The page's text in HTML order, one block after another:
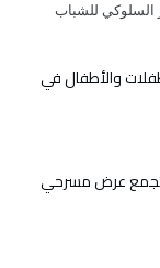
السلوكي للشباب
والأطفال في
ينظم التجمع عرض مسرحي